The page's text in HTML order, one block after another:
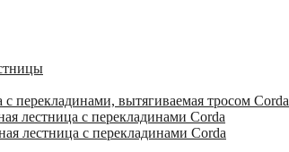
перекладинами, вытягиваемая тросом Corda
лестница с перекладинами Corda
лестница с перекладинами Corda